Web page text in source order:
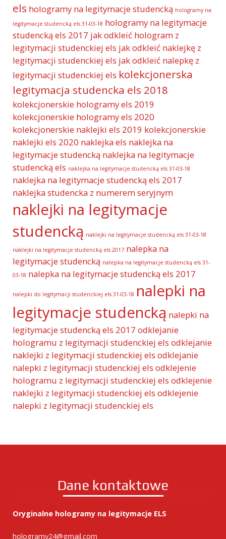
els hologramy na legitymacje studencką hologramy na
legitymacje studencką els 31-03-18 hologramy na legitymacje
studencką els 2017 jak odkleić hologram z
legitymacji studenckiej els jak odkleić naklejkę z
legitymacji studenckiej els jak odkleić nalepkę z
legitymacji studenckiej els kolekcjonerska
legitymacja studencka els 2018
kolekcjonerskie hologramy els 2019
kolekcjonerskie hologramy els 2020
kolekcjonerskie naklejki els 2019 kolekcjonerskie
naklejki els 2020 naklejka els naklejka na
legitymacje studencką naklejka na legitymacje
studencką els naklejka na legitymacje studencką els 31-03-18
naklejka na legitymacje studencką els 2017
naklejka studencka z numerem seryjnym
naklejki na legitymacje
studencką naklejki na legitymacje studencką els 31-03-18
naklejki na legitymacje studencką els 2017 nalepka na
legitymacje studencką nalepka na legitymacje studencką els 31-
03-18 nalepka na legitymacje studencką els 2017
nalepki do legitymacji studenckiej els 31-03-18 nalepki na
legitymacje studencką nalepki na
legitymacje studencką els 2017 odklejanie
hologramu z legitymacji studenckiej els odklejanie
naklejki z legitymacji studenckiej els odklejanie
nalepki z legitymacji studenckiej els odklejenie
hologramu z legitymacji studenckiej els odklejenie
naklejki z legitymacji studenckiej els odklejenie
nalepki z legitymacji studenckiej els
Dane kontaktowe
Oryginalne hologramy na legitymacje ELS
hologramy24@gmail.com